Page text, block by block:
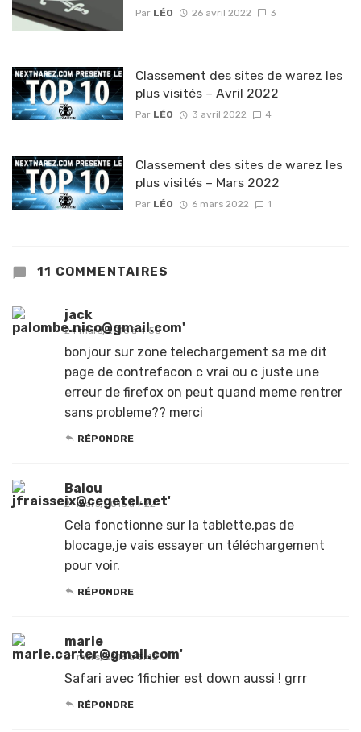
Par LÉO 26 avril 2022 3
Classement des sites de warez les
plus visités – Avril 2022
Par LÉO 3 avril 2022 4
Classement des sites de warez les
plus visités – Mars 2022
Par LÉO 6 mars 2022 1
11 COMMENTAIRES
jack
24 mars, 2016 à 4:58
bonjour sur zone telechargement sa me dit
page de contrefacon c vrai ou c juste une
erreur de firefox on peut quand meme rentrer
sans probleme?? merci
RÉPONDRE
Balou
21 mars, 2016 à 7:22
Cela fonctionne sur la tablette,pas de
blocage,je vais essayer un téléchargement
pour voir.
RÉPONDRE
marie
21 mars, 2016 à 3:42
Safari avec 1fichier est down aussi ! grrr
RÉPONDRE